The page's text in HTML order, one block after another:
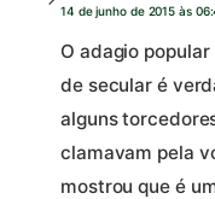
14 de junho de 2015 às
O adagio
de secular é
alguns
clamavam pela
mostrou que é